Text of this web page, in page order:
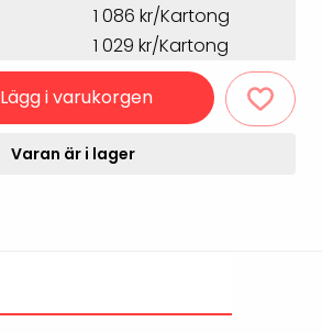
1 086 kr/Kartong
1 029 kr/Kartong
Lägg i varukorgen
Varan är i lager